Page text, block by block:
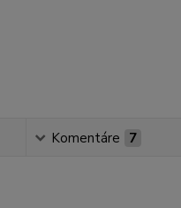
Komentáre 7